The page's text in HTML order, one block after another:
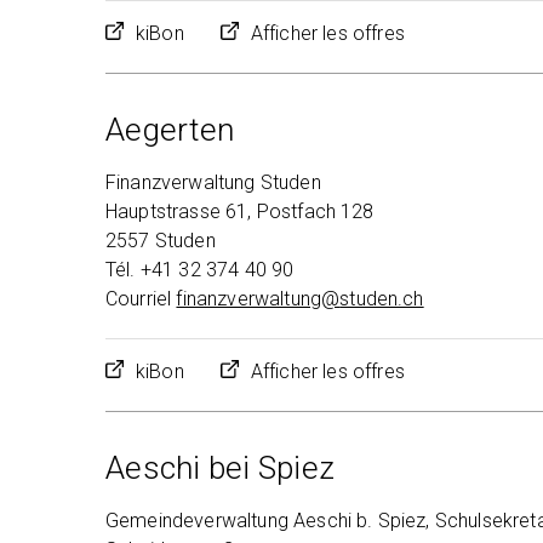
kiBon Afficher les offres
Aegerten
Finanzverwaltung Studen
Hauptstrasse 61, Postfach 128
2557 Studen
Tél. +41 32 374 40 90
Courrielfinanzverwaltung@studen.ch
kiBon Afficher les offres
Aeschi bei Spiez
Gemeindeverwaltung Aeschi b. Spiez,